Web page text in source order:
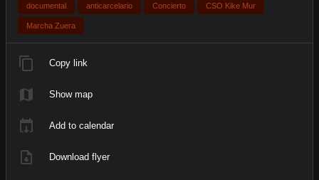
documental anticarcelario Concierto CSO Kike Mur
Marcha Zuera
Copy link
Show map
Add to calendar
Download flyer